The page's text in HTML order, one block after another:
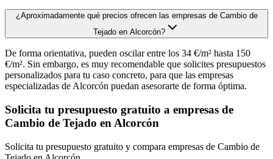
¿Aproximadamente qué precios ofrecen las empresas de Cambio de
Tejado en Alcorcón?
De forma orientativa, pueden oscilar entre los 34 €/m² hasta 150
€/m². Sin embargo, es muy recomendable que solicites presupuestos
personalizados para tu caso concreto, para que las empresas
especializadas de Alcorcón puedan asesorarte de forma óptima.
Solicita tu presupuesto gratuito a empresas de
Cambio de Tejado en Alcorcón
Solicita tu presupuesto gratuito y compara empresas de Cambio de